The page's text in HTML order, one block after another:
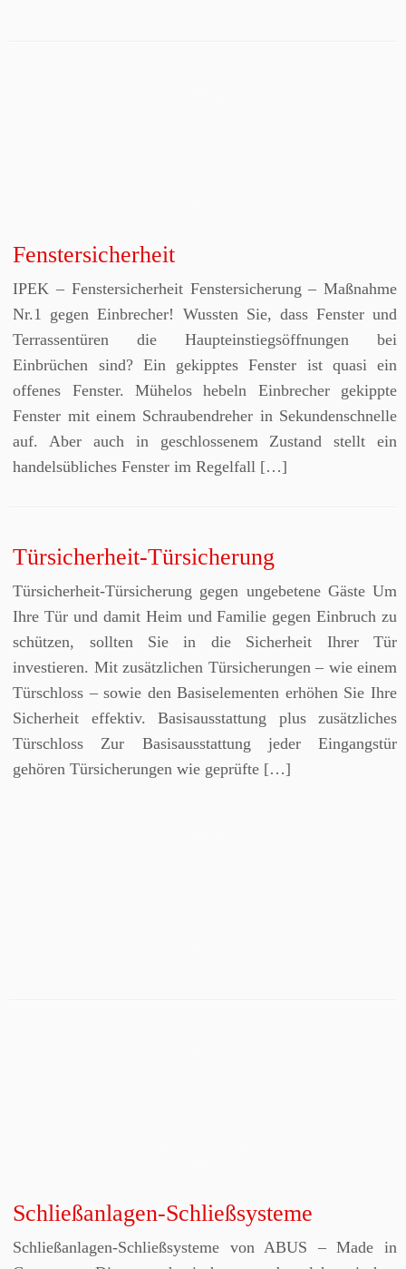
Fenstersicherheit
IPEK – Fenstersicherheit Fenstersicherung – Maßnahme
Nr.1 gegen Einbrecher! Wussten Sie, dass Fenster und
Terrassentüren die Haupteinstiegsöffnungen bei
Einbrüchen sind? Ein gekipptes Fenster ist quasi ein
offenes Fenster. Mühelos hebeln Einbrecher gekippte
Fenster mit einem Schraubendreher in Sekundenschnelle
auf. Aber auch in geschlossenem Zustand stellt ein
handelsübliches Fenster im Regelfall […]
Türsicherheit-Türsicherung
Türsicherheit-Türsicherung gegen ungebetene Gäste Um
Ihre Tür und damit Heim und Familie gegen Einbruch zu
schützen, sollten Sie in die Sicherheit Ihrer Tür
investieren. Mit zusätzlichen Türsicherungen – wie einem
Türschloss – sowie den Basiselementen erhöhen Sie Ihre
Sicherheit effektiv. Basisausstattung plus zusätzliches
Türschloss Zur Basisausstattung jeder Eingangstür
gehören Türsicherungen wie geprüfte […]
Schließanlagen-Schließsysteme
Schließanlagen-Schließsysteme von ABUS – Made in